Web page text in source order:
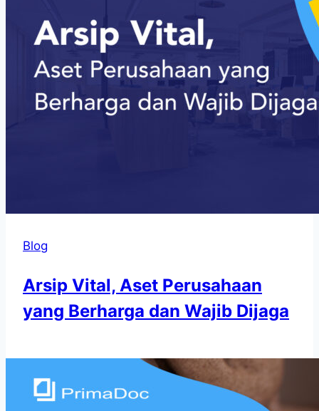
Blog
Arsip Vital, Aset Perusahaan
yang Berharga dan Wajib Dijaga